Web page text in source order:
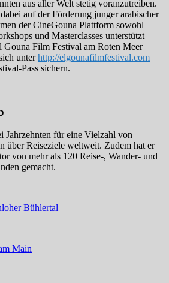
aus aller Welt stetig voranzutreiben.
auf der Förderung junger arabischer
der CineGouna Plattform sowohl
und Masterclasses unterstützt
Film Festival am Roten Meer
unterhttp://elgounafilmfestival.com
Pass sichern.
Jahrzehnten für eine Vielzahl von
über Reiseziele weltweit. Zudem hat er
von mehr als 120 Reise-, Wander- und
gemacht.
Bühlertal
Main